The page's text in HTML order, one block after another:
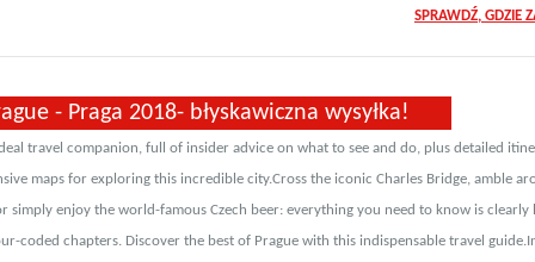
SPRAWDŹ, GDZIE
- Praga 2018- błyskawiczna wysyłka!
travel companion, full of insider advice on what to see and do, plus detailed
maps for exploring this incredible city.Cross the iconic Charles Bridge, amble
simply enjoy the world-famous Czech beer: everything you need to know is clearly
coded chapters. Discover the best of Prague with this indispensable travel